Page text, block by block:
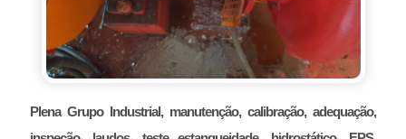
Plena Grupo Industrial, manutenção, calibração, adequação,